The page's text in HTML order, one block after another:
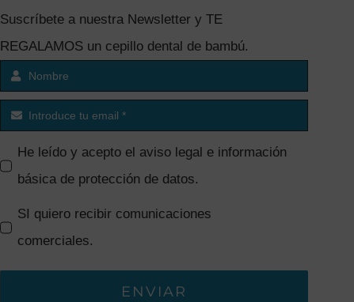
Suscríbete a nuestra Newsletter y TE
REGALAMOS un cepillo dental de bambú.
He leído y acepto el aviso legal e información
básica de protección de datos.
SI quiero recibir comunicaciones
comerciales.
ENVIAR